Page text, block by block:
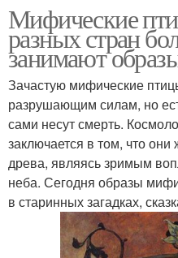
Мифические
разных стран
занимают
Зачастую мифические
разрушающим силам, но
сами несут смерть.
заключается в том, что
древа, являясь зримым
неба. Сегодня образы
в старинных загадках,